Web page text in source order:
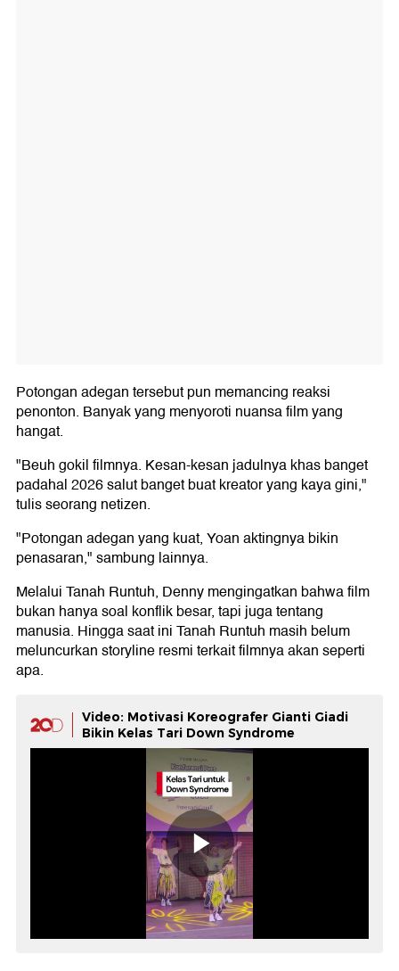
Potongan adegan tersebut pun memancing reaksi
penonton. Banyak yang menyoroti nuansa film yang
hangat.
"Beuh gokil filmnya. Kesan-kesan jadulnya khas banget
padahal 2026 salut banget buat kreator yang kaya gini,"
tulis seorang netizen.
"Potongan adegan yang kuat, Yoan aktingnya bikin
penasaran," sambung lainnya.
Melalui Tanah Runtuh, Denny mengingatkan bahwa film
bukan hanya soal konflik besar, tapi juga tentang
manusia. Hingga saat ini Tanah Runtuh masih belum
meluncurkan storyline resmi terkait filmnya akan seperti
apa.
Video: Motivasi Koreografer Gianti Giadi
Bikin Kelas Tari Down Syndrome